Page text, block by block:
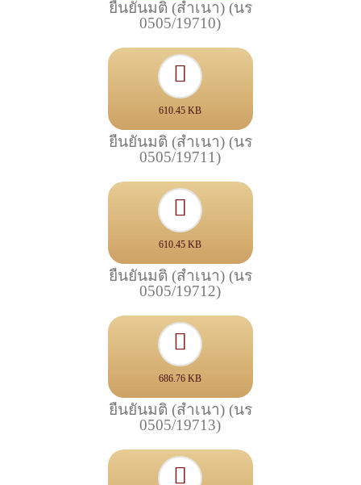
ยืนยันมติ (สำเนา) (นร
0505/19710)
610.45 KB
ยืนยันมติ (สำเนา) (นร
0505/19711)
610.45 KB
ยืนยันมติ (สำเนา) (นร
0505/19712)
686.76 KB
ยืนยันมติ (สำเนา) (นร
0505/19713)